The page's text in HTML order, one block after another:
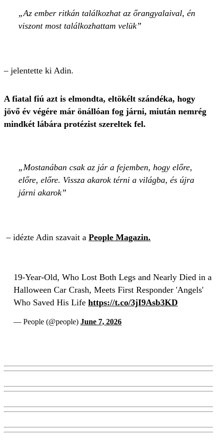
Az ember ritkán találkozhat az őrangyalaival, én
viszont most találkozhattam velük
– jelentette ki Adin.
A fiatal fiú azt is elmondta, eltökélt szándéka, hogy
jövő év végére már önállóan fog járni, miután nemrég
mindkét lábára protézist szereltek fel.
Mostanában csak az jár a fejemben, hogy előre,
előre, előre. Vissza akarok térni a világba, és újra
járni akarok
– idézte Adin szavait a People Magazin.
19-Year-Old, Who Lost Both Legs and Nearly Died in a
Halloween Car Crash, Meets First Responder 'Angels'
Who Saved His Life https://t.co/3jI9Asb3KD
— People (@people) June 7, 2026